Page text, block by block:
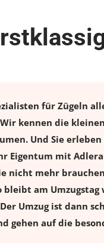
für Zügeln
kennen die
Und Sie
mit
nicht mehr
am
Umzug ist dann
gehen auf die